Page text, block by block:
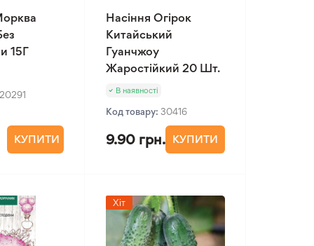
15Г
20291
КУПИТИ
Насіння Огірок
Китайський
Гуанчжоу
Жаростійкий 20 Шт.
В наявності
Код товару: 30416
9.90 грн. КУПИТИ
Хіт